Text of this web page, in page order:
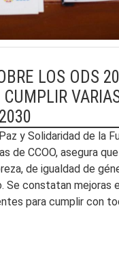
LOS ODS
y Solidaridad de la
de CCOO, asegura
de igualdad de
Se constatan mejoras
para cumplir con